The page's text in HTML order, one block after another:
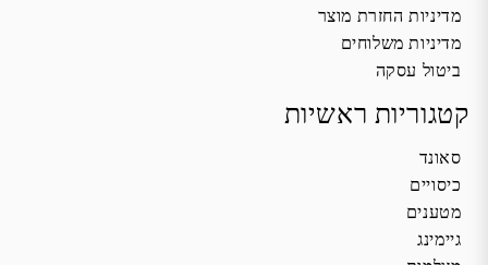
מדיניות החזרת מוצר
מדיניות משלוחים
ביטול עסקה
קטגוריות ראשיות
סאונד
כיסויים
מטענים
גיימינג